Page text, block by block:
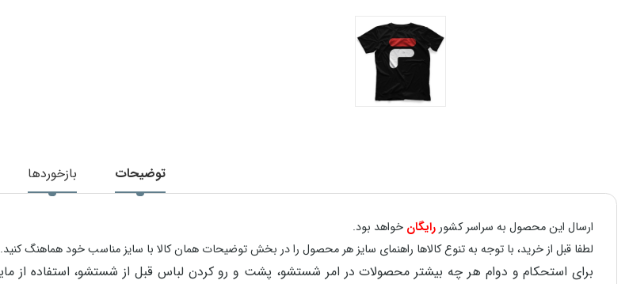
توضیحات بازخوردها
ارسال این محصول به سراسر کشوررایگان خواهد بود.
لطفا قبل از خرید، با توجه به تنوع کالاها راهنمای سایز هر محصول را در بخش توضیحات همان کالا با سایز مناسب خود هماهنگ کنید.